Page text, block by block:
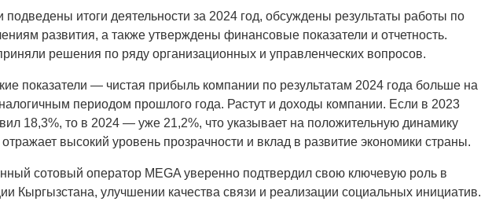
итоги деятельности за 2024 год, обсуждены результаты работы по
развития, а также утверждены финансовые показатели и отчетность.
решения по ряду организационных и управленческих вопросов.
показатели — чистая прибыль компании по результатам 2024 года больше на
периодом прошлого года. Растут и доходы компании. Если в 2023
18,3%, то в 2024 — уже 21,2%, что указывает на положительную динамику
высокий уровень прозрачности и вклад в развитие экономики страны.
сотовый оператор MEGA уверенно подтвердил свою ключевую роль в
Кыргызстана, улучшении качества связи и реализации социальных инициатив.